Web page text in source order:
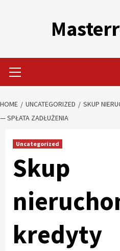
Menu
HOME UNCATEGORIZED
SKUP
— SPŁATA ZADŁUŻENIA
Uncategorized
Skup
kredyty